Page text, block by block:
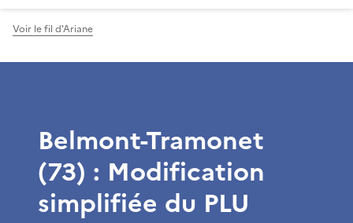
Voir le fil d'Ariane
Belmont-Tramonet
(73) : Modification
simplifiée du PLU